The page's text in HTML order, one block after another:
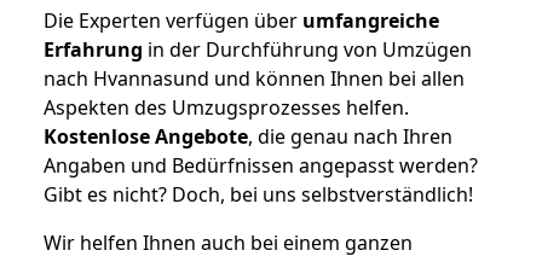
Die Experten verfügen über umfangreiche
Erfahrung in der Durchführung von Umzügen
nach Hvannasund und können Ihnen bei allen
Aspekten des Umzugsprozesses helfen.
Kostenlose Angebote, die genau nach Ihren
Angaben und Bedürfnissen angepasst werden?
Gibt es nicht? Doch, bei uns selbstverständlich!
Wir helfen Ihnen auch bei einem ganzen